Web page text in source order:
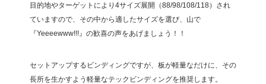
目的地やターゲットにより4サイズ展開（88/98/108/118）され
ていますので、その中から適したサイズを選び、山で
『Yeeeewww!!!』の歓喜の声をあげましょう！！
セットアップするビンディングですが、板が軽量なだけに、その
長所を生かすよう軽量なテックビンディングを推奨します。